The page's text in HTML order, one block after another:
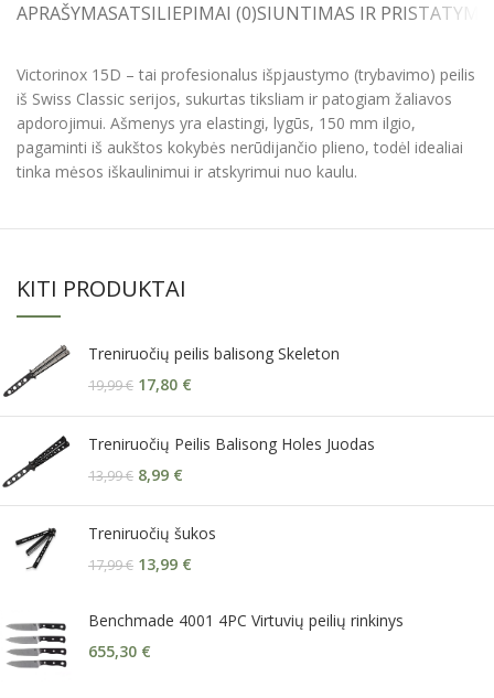
APRAŠYMASATSILIEPIMAI (0)SIUNTIMAS IR
Victorinox 15D – tai profesionalus išpjaustymo (trybavimo) peilis
iš Swiss Classic serijos, sukurtas tiksliam ir patogiam žaliavos
apdorojimui. Ašmenys yra elastingi, lygūs, 150 mm ilgio,
pagaminti iš aukštos kokybės nerūdijančio plieno, todėl idealiai
tinka mėsos iškaulinimui ir atskyrimui nuo kaulu.
KITI PRODUKTAI
Treniruočių peilis balisong Skeleton
19,99€ 17,80 €
Treniruočių Peilis Balisong Holes Juodas
13,99€ 8,99 €
Treniruočių šukos
17,99€ 13,99 €
Benchmade 4001 4PC Virtuvių peilių rinkinys
655,30 €